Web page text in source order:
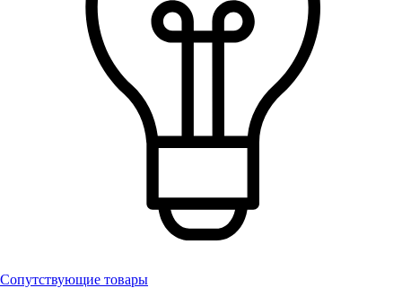
Сопутствующие товары